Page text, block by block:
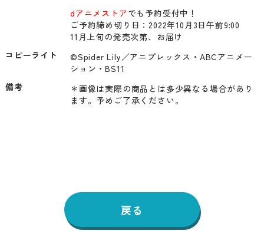
dアニメストア でも予約受付中！
ご予約締め切り日：2022年10月3日午前9:00
11月上旬の発売次第、お届け
コピーライト
©Spider Lily／アニプレックス・ABCアニメー
ション・BS11
備考
＊画像は実際の商品とは多少異なる場合があり
ます。予めご了承ください。
戻る